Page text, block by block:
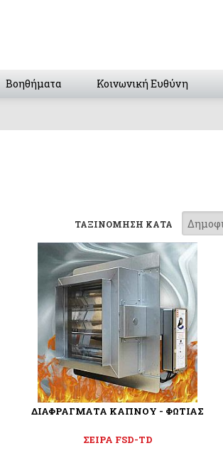
Βοηθήματα Κοινωνική Ευθύνη
ΤΑΞΙΝΟΜΗΣΗ ΚΑΤΑ
ΔΙΑΦΡΑΓΜΑΤΑ ΚΑΠΝΟΥ - ΦΩΤΙΑΣ
ΣΕΙΡΑ FSD-TD